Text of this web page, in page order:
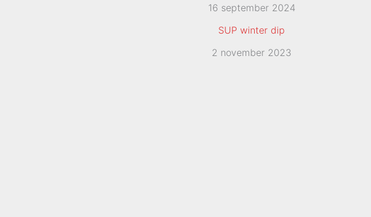
16 september 2024
SUP winter dip
2 november 2023